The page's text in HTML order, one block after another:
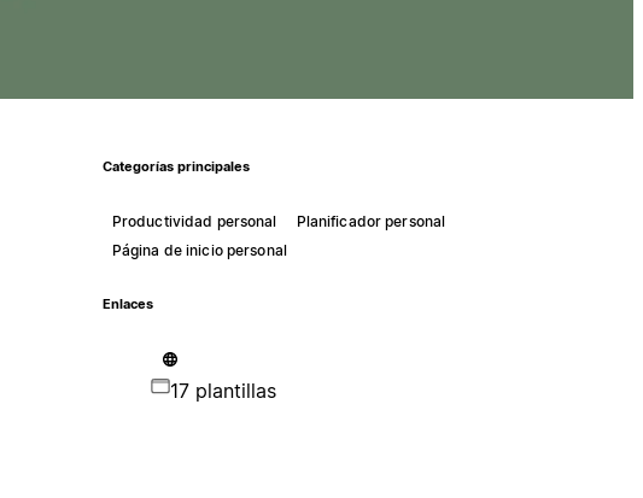
Categorías principales
Productividad personal
Planificador personal
Página de inicio personal
Enlaces
17 plantillas